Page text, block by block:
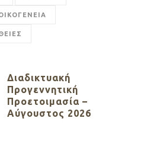
Διαδικτυακή
Προγεννητική
Προετοιμασία –
Αύγουστος 2026